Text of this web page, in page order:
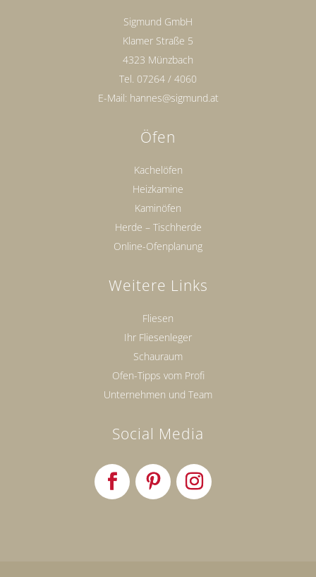
Sigmund GmbH
Klamer Straße 5
4323 Münzbach
Tel. 07264 / 4060
E-Mail: hannes@sigmund.at
Öfen
Kachelöfen
Heizkamine
Kaminöfen
Herde – Tischherde
Online-Ofenplanung
Weitere Links
Fliesen
Ihr Fliesenleger
Schauraum
Ofen-Tipps vom Profi
Unternehmen und Team
Social Media